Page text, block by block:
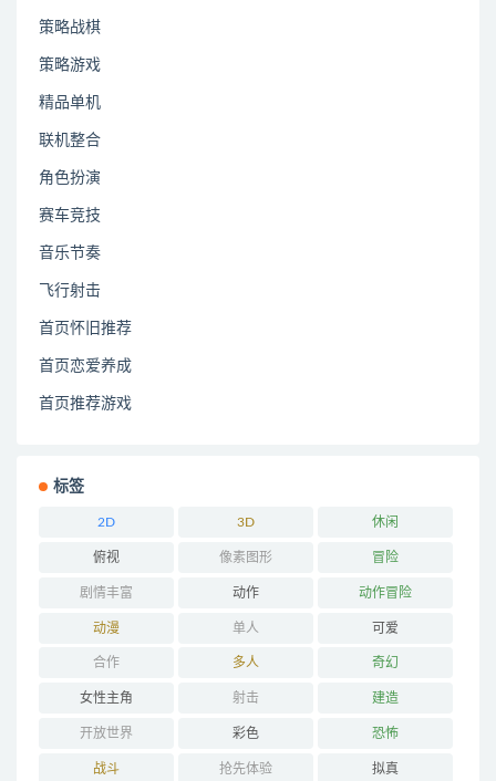
策略战棋
策略游戏
精品单机
联机整合
角色扮演
赛车竞技
音乐节奏
飞行射击
首页怀旧推荐
首页恋爱养成
首页推荐游戏
标签
2D 3D 休闲
俯视 像素图形 冒险
剧情丰富 动作 动作冒险
动漫 单人 可爱
合作 多人 奇幻
女性主角 射击 建造
开放世界 彩色 恐怖
战斗 抢先体验 拟真